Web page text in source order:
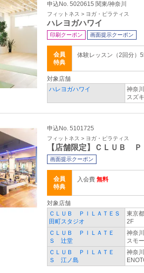
申込No. 5020615 関東/神奈川
フィットネス > ヨガ・ピラティス
ハレヨガハワイ
印刷クーポン 画面提示クーポン
会員
特典
体験レッスン（2回分）
対象店舗
ハレヨガハワイ
神奈
スズ
申込No. 5101725
フィットネス > ヨガ・ピラティス
【店舗限定】ＣＬＵＢ Ｐ
画面提示クーポン
会員
特典
入会費 無料
対象店舗
ＣＬＵＢ ＰＩＬＡＴＥＳ
田町スタジオ
東京
2F
ＣＬＵＢ ＰＩＬＡＴＥ
Ｓ 辻堂
神奈
スモ
ＣＬＵＢ ＰＩＬＡＴＥ
Ｓ 江ノ島
神奈